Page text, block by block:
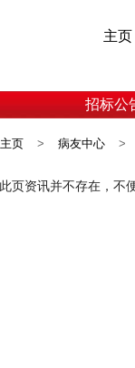
主页
招标公
主页 > 病友中心 >